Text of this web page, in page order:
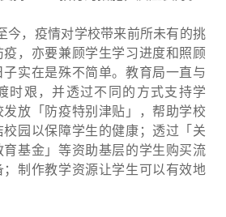
今，疫情对学校带来前所未有的挑
，亦要兼顾学生学习进度和照顾
实在是殊不简单。教育局一直与
时艰，并透过不同的方式支持学
放「防疫特别津贴」，帮助学校
园以保障学生的健康；透过「关
基金」等资助基层的学生购买流
制作教学资源让学生可以有效地